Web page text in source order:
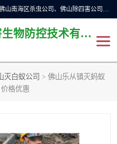
佛山儒创有害生物防治有限公司是一家佛山南海区杀虫公司、佛山除四害公司、佛山灭白蚁公司、佛山白蚁防治公司，让您远离虫害困扰。要问佛山白蚁防治哪家好？佛山儒创有害生物防治有限公司全佛山、广州，正规公司，上门勘查，可靠，售后有保障。
佛山儒创有害生物防控技术有限公司
灭白蚁公司 > 佛山乐从镇灭蚂蚁
格优惠
佛山杀虫
佛山杀虫公司